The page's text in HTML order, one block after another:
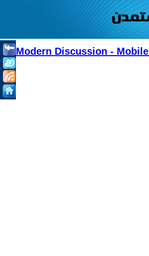
Modern Discussion - Mobile